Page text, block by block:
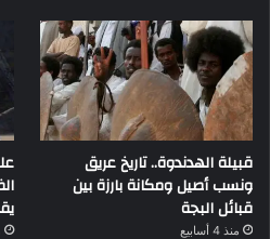
قبيلة الهدندوة.. تاريخ عريق
ونسب أصيل ومكانة بارزة بين
قبائل البجة
منذ 4 أسابيع